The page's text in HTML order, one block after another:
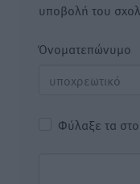
υποβολή του
Όνοματεπώνυμο
Φύλαξε τα